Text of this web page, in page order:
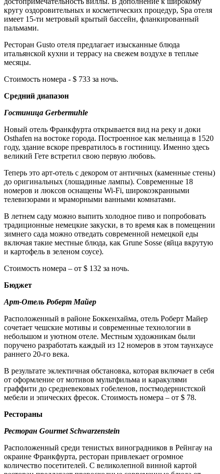
кругу оздоровительных и косметических процедур, Spa отеля
имеет 15-ти метровый крытый бассейн, фланкированный
пальмами.
Ресторан Gusto отеля предлагает изысканные блюда
итальянской кухни и террасу на свежем воздухе в теплые
месяцы.
Стоимость номера - $ 733 за ночь.
Средний диапазон
Гостиница Gerbermuhle
Новый отель Франкфурта открывается вид на реку и доки
Osthafen на востоке города. Построенное как мельница в 1520
году, здание вскоре превратилось в гостиницу. Именно здесь
великий Гете встретил свою первую любовь.
Теперь это арт-отель с декором от античных (каменные стены)
до оригинальных (лошадиные лампы). Современные 18
номеров и люксов оснащены Wi-Fi, широкоэкранными
телевизорами и мраморными ванными комнатами.
В летнем саду можно выпить холодное пиво и попробовать
традиционные немецкие закуски, в то время как в помещении
зимнего сада можно отведать современной немецкой еды
включая такие местные блюда, как Grune Sosse (яйца вкрутую
и картофель в зеленом соусе).
Стоимость номера – от $ 132 за ночь.
Бюджет
Арт-Отель Роберт Майер
Расположенный в районе Боккенхайма, отель Роберт Майер
сочетает чешские мотивы и современные технологии в
небольшом и уютном отеле. Местным художникам были
поручено разработать каждый из 12 номеров в этом таунхаусе
раннего 20-го века.
В результате эклектичная обстановка, которая включает в себя
от оформление от мотивов мультфильма и каракулями
граффити до средневековых гобеленов, постмодернистской
мебели и эпических фресок. Стоимость номера – от $ 78.
Рестораны
Ресторан Gourmet Schwarzenstein
Расположенный среди тенистых виноградников в Рейнгау на
окраине Франкфурта, ресторан привлекает огромное
количество посетителей. С великолепной винной картой